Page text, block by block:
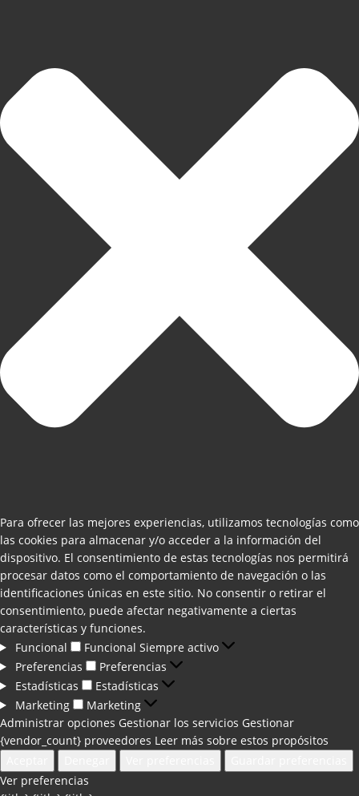
Para ofrecer las mejores experiencias, utilizamos tecnologías como
las cookies para almacenar y/o acceder a la información del
dispositivo. El consentimiento de estas tecnologías nos permitirá
procesar datos como el comportamiento de navegación o las
identificaciones únicas en este sitio. No consentir o retirar el
consentimiento, puede afectar negativamente a ciertas
características y funciones.
Funcional
Funcional Siempre activo
Preferencias
Preferencias
Estadísticas
Estadísticas
Marketing
Marketing
Administrar opciones Gestionar los servicios Gestionar
{vendor_count} proveedores Leer más sobre estos propósitos
Ver preferencias